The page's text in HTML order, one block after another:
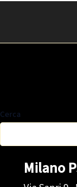
Cerca
Milano